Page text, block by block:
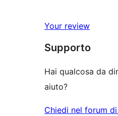
Your review
Supporto
Hai qualcosa da
aiuto?
Chiedi nel forum